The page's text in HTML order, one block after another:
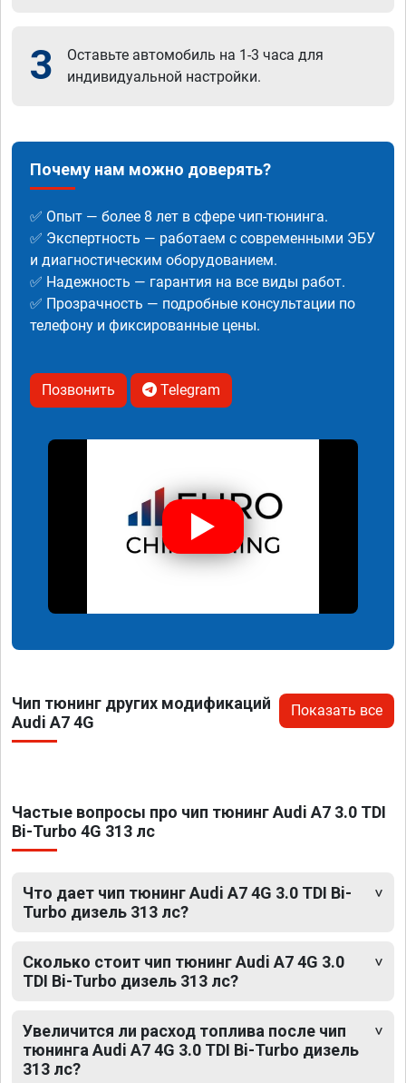
3
Оставьте автомобиль на 1-3 часа для
индивидуальной настройки.
Почему нам можно доверять?
✅ Опыт — более 8 лет в сфере чип-тюнинга.
✅ Экспертность — работаем с современными ЭБУ
и диагностическим оборудованием.
✅ Надежность — гарантия на все виды работ.
✅ Прозрачность — подробные консультации по
телефону и фиксированные цены.
Позвонить Telegram
Чип тюнинг других модификаций
Audi A7 4G
Показать все
Частые вопросы про чип тюнинг Audi A7 3.0 TDI
Bi-Turbo 4G 313 лс
Что дает чип тюнинг Audi A7 4G 3.0 TDI Bi-
Turbo дизель 313 лс?
Сколько стоит чип тюнинг Audi A7 4G 3.0
TDI Bi-Turbo дизель 313 лс?
Увеличится ли расход топлива после чип
тюнинга Audi A7 4G 3.0 TDI Bi-Turbo дизель
313 лс?